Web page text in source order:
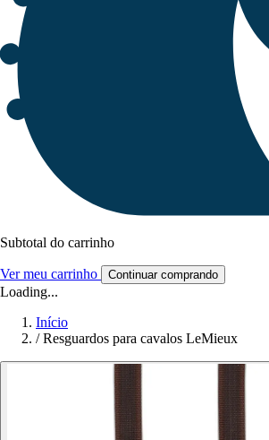
Subtotal do carrinho
Ver meu carrinho Continuar comprando
Loading...
Início
/ Resguardos para cavalos LeMieux